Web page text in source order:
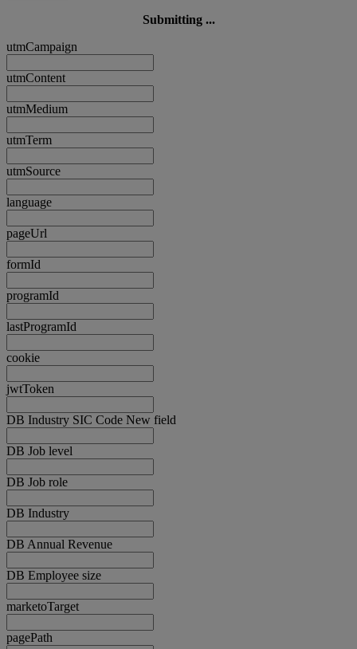
Submitting ...
utmCampaign
utmContent
utmMedium
utmTerm
utmSource
language
pageUrl
formId
programId
lastProgramId
cookie
jwtToken
DB Industry SIC Code New field
DB Job level
DB Job role
DB Industry
DB Annual Revenue
DB Employee size
marketoTarget
pagePath